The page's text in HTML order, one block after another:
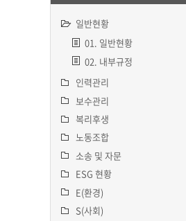
일반현황
01. 일반현황
02. 내부규정
인력관리
보수관리
복리후생
노동조합
소송 및 자문
ESG 현황
E(환경)
S(사회)